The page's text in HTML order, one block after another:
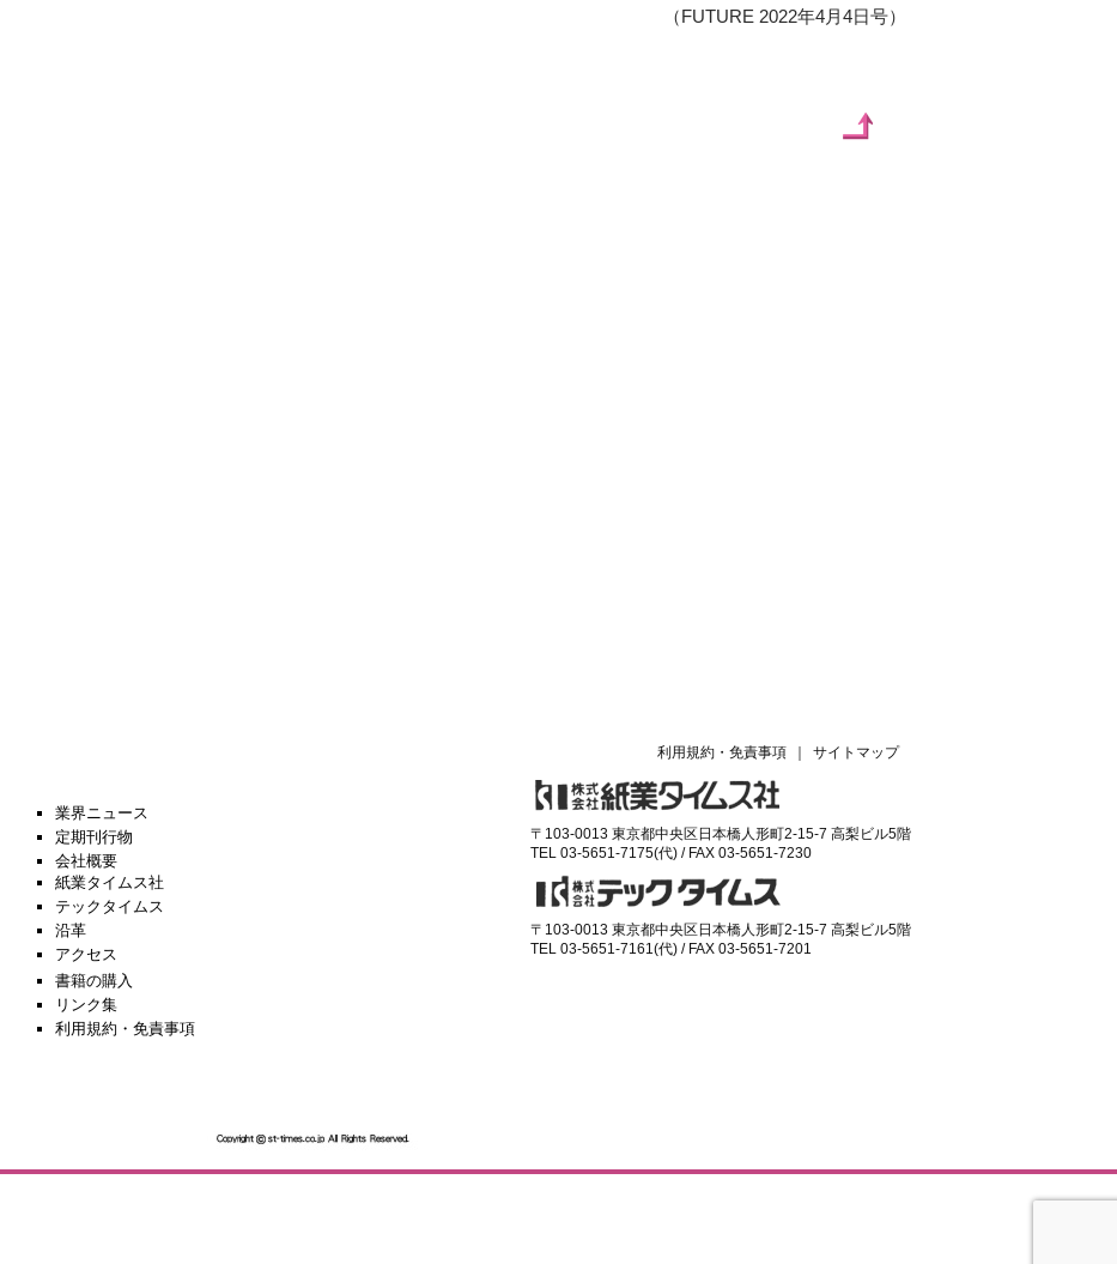
（FUTURE 2022年4月4日号）
業界ニュース
定期刊行物
会社概要
紙業タイムス社
テックタイムス
沿革
アクセス
書籍の購入
リンク集
利用規約・免責事項
サイトマップ
利用規約・免責事項
〒103-0013 東京都中央区日本橋人形町2-15-7 高梨ビル5階
TEL 03-5651-7175(代) / FAX 03-5651-7230
〒103-0013 東京都中央区日本橋人形町2-15-7 高梨ビル5階
TEL 03-5651-7161(代) / FAX 03-5651-7201